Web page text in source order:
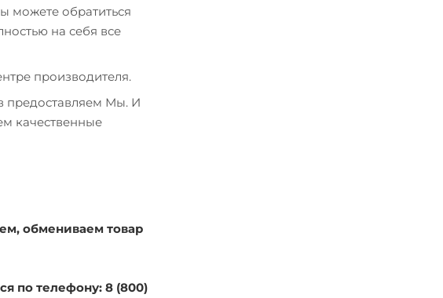
можете обратиться
на себя все
производителя.
предоставляем Мы. И
качественные
обмениваем товар
по телефону: 8 (800)